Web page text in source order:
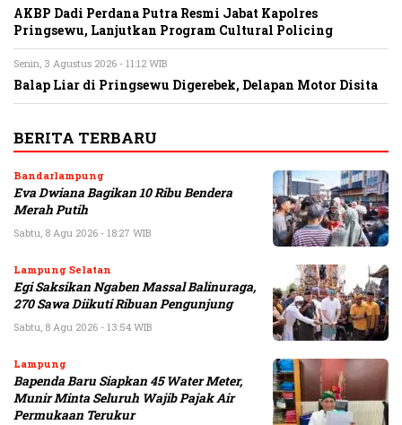
AKBP Dadi Perdana Putra Resmi Jabat Kapolres
Pringsewu, Lanjutkan Program Cultural Policing
Senin, 3 Agustus 2026 - 11:12 WIB
Balap Liar di Pringsewu Digerebek, Delapan Motor Disita
BERITA TERBARU
Bandarlampung
Eva Dwiana Bagikan 10 Ribu Bendera
Merah Putih
Sabtu, 8 Agu 2026 - 18:27 WIB
Lampung Selatan
Egi Saksikan Ngaben Massal Balinuraga,
270 Sawa Diikuti Ribuan Pengunjung
Sabtu, 8 Agu 2026 - 13:54 WIB
Lampung
Bapenda Baru Siapkan 45 Water Meter,
Munir Minta Seluruh Wajib Pajak Air
Permukaan Terukur